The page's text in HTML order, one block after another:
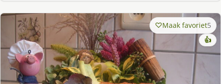
Maak favoriet5
👍